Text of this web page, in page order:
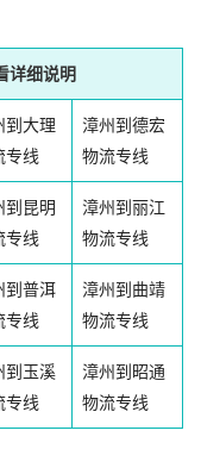
详细说明
到大理
专线
漳州到德宏
物流专线
到昆明
专线
漳州到丽江
物流专线
到普洱
专线
漳州到曲靖
物流专线
到玉溪
专线
漳州到昭通
物流专线